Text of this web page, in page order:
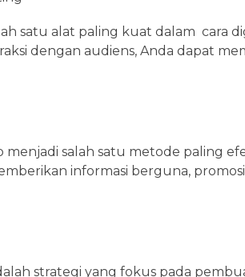
satu alat paling kuat dalam cara
dengan audiens, Anda dapat
menjadi salah satu metode paling
informasi berguna,
strategi yang fokus pada